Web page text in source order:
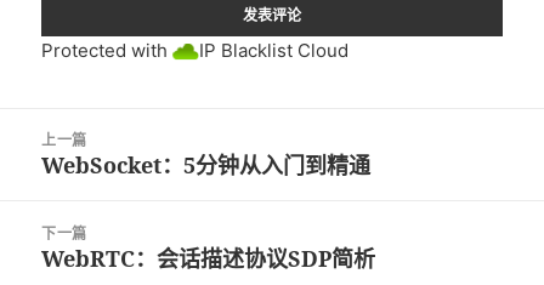
Protected with IP Blacklist Cloud
上一篇
上
文
章：
WebSocket：5分钟从入门到精通
下一篇
下
WebRTC：会话描述协议SDP简析